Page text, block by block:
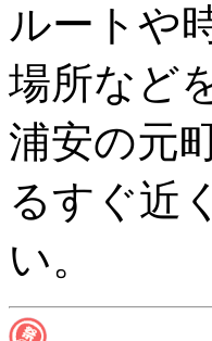
ルートや
場所など
浦安の元
るすぐ近
い。